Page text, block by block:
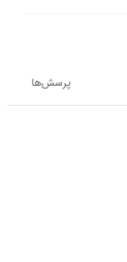
پرسش‌ها